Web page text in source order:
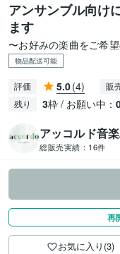
アンサンブル向け
ます
〜お好みの楽曲をご希
物品配送可能
評価 5.0(4) 販
残り 3枠 / お願い中：
アッコルド音
総販売実績： 16件
再
お気に入り(3)